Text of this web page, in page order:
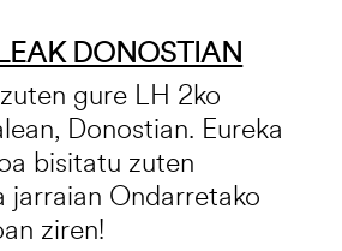
DONOSTIAN
gure LH 2ko
Donostian. Eureka
bisitatu zuten
jarraian Ondarretako
ziren!